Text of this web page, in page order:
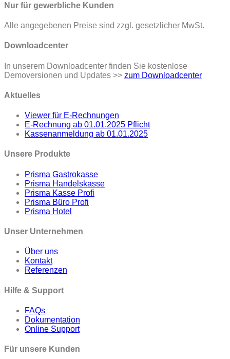
Nur für gewerbliche Kunden
Alle angegebenen Preise sind zzgl. gesetzlicher MwSt.
Downloadcenter
In unserem Downloadcenter finden Sie kostenlose
Demoversionen und Updates >> zum Downloadcenter
Aktuelles
Viewer für E-Rechnungen
E-Rechnung ab 01.01.2025 Pflicht
Kassenanmeldung ab 01.01.2025
Unsere Produkte
Prisma Gastrokasse
Prisma Handelskasse
Prisma Kasse Profi
Prisma Büro Profi
Prisma Hotel
Unser Unternehmen
Über uns
Kontakt
Referenzen
Hilfe & Support
FAQs
Dokumentation
Online Support
Für unsere Kunden